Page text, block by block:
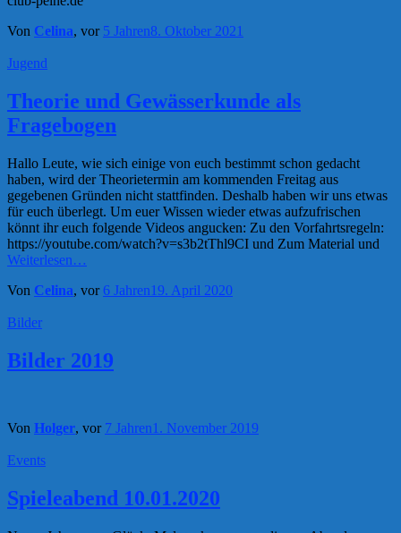
Von Celina, vor 5 Jahren8. Oktober 2021
Jugend
Theorie und Gewässerkunde als
Fragebogen
Hallo Leute, wie sich einige von euch bestimmt schon gedacht
haben, wird der Theorietermin am kommenden Freitag aus
gegebenen Gründen nicht stattfinden. Deshalb haben wir uns etwas
für euch überlegt. Um euer Wissen wieder etwas aufzufrischen
könnt ihr euch folgende Videos angucken: Zu den Vorfahrtsregeln:
https://youtube.com/watch?v=s3b2tThl9CI und Zum Material und
Weiterlesen…
Von Celina, vor 6 Jahren19. April 2020
Bilder
Bilder 2019
Von Holger, vor 7 Jahren1. November 2019
Events
Spieleabend 10.01.2020